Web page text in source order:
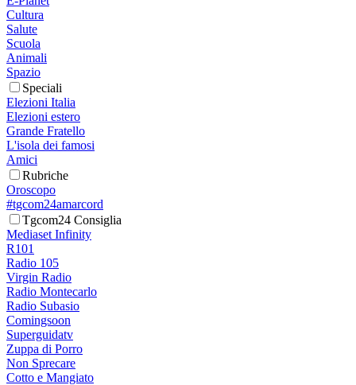
Cultura
Salute
Scuola
Animali
Spazio
Speciali
Elezioni Italia
Elezioni estero
Grande Fratello
L'isola dei famosi
Amici
Rubriche
Oroscopo
#tgcom24amarcord
Tgcom24 Consiglia
Mediaset Infinity
R101
Radio 105
Virgin Radio
Radio Montecarlo
Radio Subasio
Comingsoon
Superguidatv
Zuppa di Porro
Non Sprecare
Cotto e Mangiato